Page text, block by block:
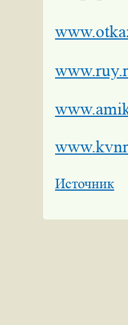
Источник